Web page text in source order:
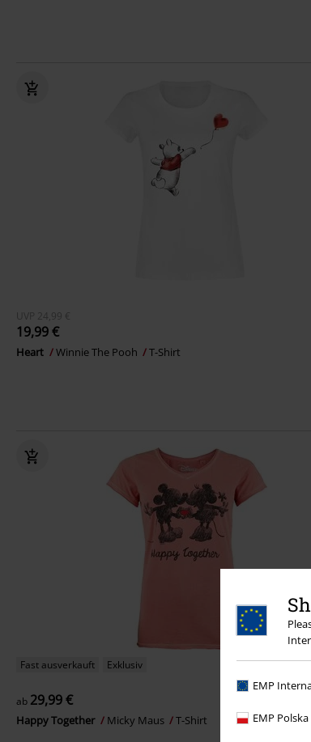
EMP
EMP Polska
UVP 24,99 €
19,99 €
Heart Winnie The Pooh T-Shirt
Fast ausverkauft Exklusiv
ab 29,99 €
Happy Together Micky Maus T-Shirt